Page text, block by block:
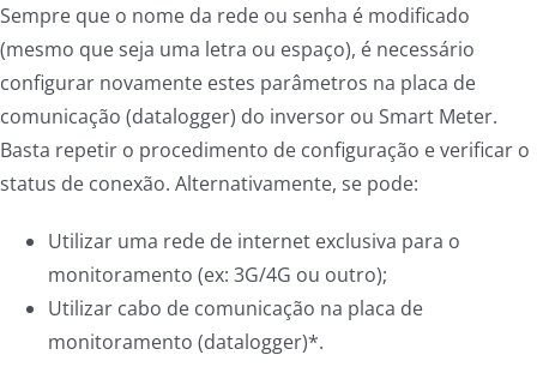
Sempre que o nome da rede ou senha é modificado
(mesmo que seja uma letra ou espaço), é necessário
configurar novamente estes parâmetros na placa de
comunicação (datalogger) do inversor ou Smart Meter.
Basta repetir o procedimento de configuração e verificar o
status de conexão. Alternativamente, se pode:
Utilizar uma rede de internet exclusiva para o
monitoramento (ex: 3G/4G ou outro);
Utilizar cabo de comunicação na placa de
monitoramento (datalogger)*.